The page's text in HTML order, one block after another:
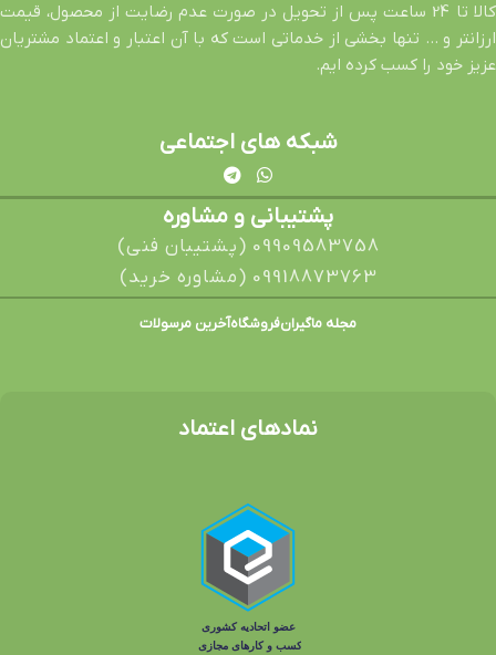
کالا تا 24 ساعت پس از تحویل در صورت عدم رضایت از محصول، قیمت
ارزانتر و … تنها بخشی از خدماتی است که با آن اعتبار و اعتماد مشتریان
عزیز خود را کسب کرده ایم.
شبکه های اجتماعی
پشتیبانی و مشاوره
09909583758 (پشتیبان فنی)
09918873763 (مشاوره خرید)
مجله ماگیرانفروشگاهآخرین مرسولات
نمادهای اعتماد